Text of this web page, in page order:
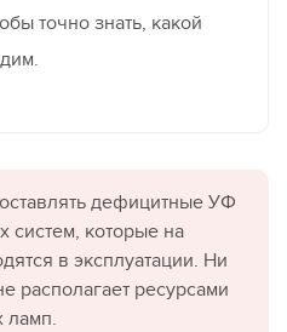
точно знать, какой
дефицитные УФ
систем, которые на
в эксплуатации. Ни
располагает ресурсами
ламп.